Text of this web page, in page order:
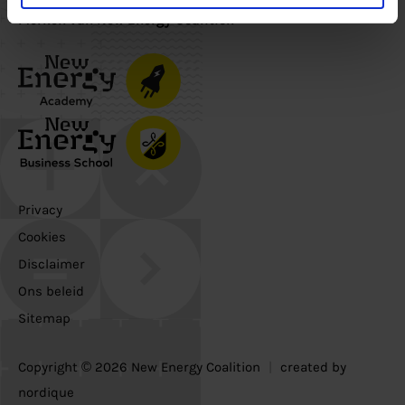
Merken van New Energy Coalition
Copyright © 2026 New Energy Coalition
created by
nordique
Privacy
Cookies
Disclaimer
Ons beleid
Sitemap